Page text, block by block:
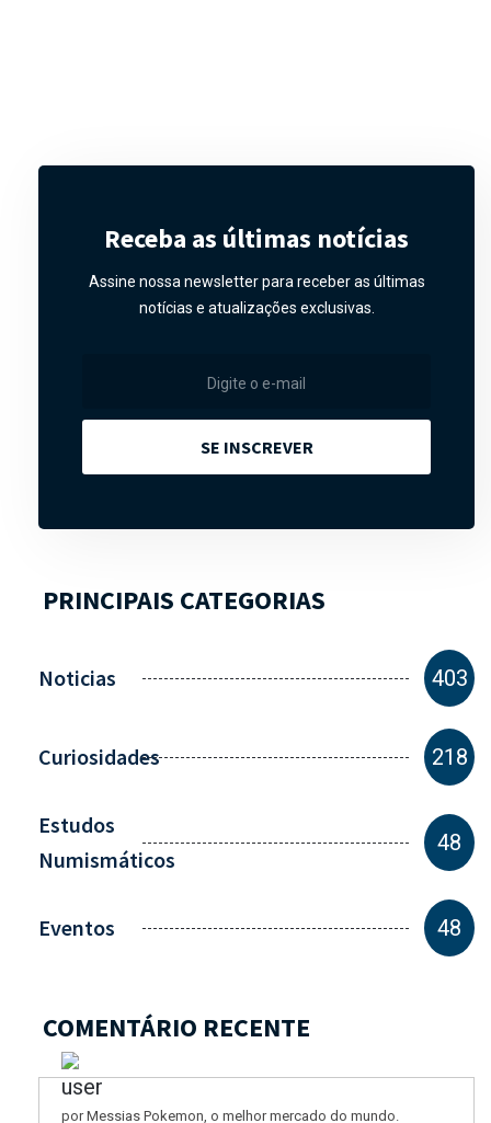
Receba as últimas notícias
Assine nossa newsletter para receber as últimas
notícias e atualizações exclusivas.
SE INSCREVER
PRINCIPAIS CATEGORIAS
Noticias 403
Curiosidades 218
Estudos
Numismáticos
48
Eventos 48
COMENTÁRIO RECENTE
por Messias Pokemon, o melhor mercado do mundo.